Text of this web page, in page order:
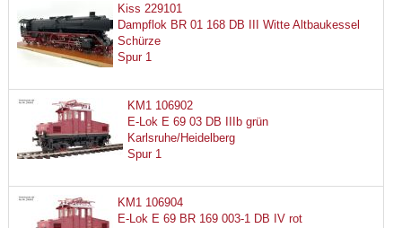
Kiss 229101
Dampflok BR 01 168 DB III Witte Altbaukessel
Schürze
Spur 1
KM1 106902
E-Lok E 69 03 DB IIIb grün
Karlsruhe/Heidelberg
Spur 1
KM1 106904
E-Lok E 69 BR 169 003-1 DB IV rot